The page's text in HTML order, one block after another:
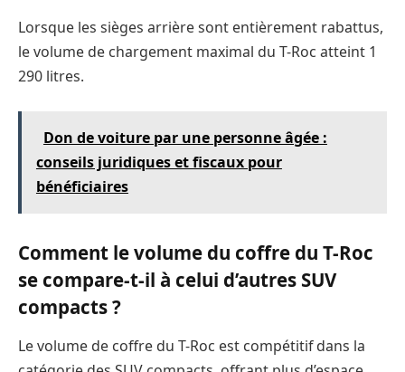
Lorsque les sièges arrière sont entièrement rabattus,
le volume de chargement maximal du T-Roc atteint 1
290 litres.
Don de voiture par une personne âgée :
conseils juridiques et fiscaux pour
bénéficiaires
Comment le volume du coffre du T-Roc
se compare-t-il à celui d’autres SUV
compacts ?
Le volume de coffre du T-Roc est compétitif dans la